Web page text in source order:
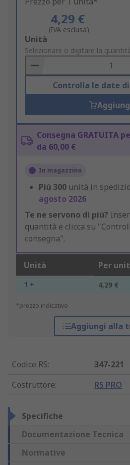
4,29 €
(IVA esclusa)
Add
to
Basket
Unità
Selezionare o digitare la
Controlla le date
Consegna GRATUITA
da 60,00 €
In magazzino
Più 300 unità in
agosto 2026
Te ne servono di più?
quantità e clicca su
consegna".
Unità Per
1 + 4,29 €
*prezzo indicativo
Aggiungi alla
Codice RS:
347-221
Costruttore: RS PRO
Specifiche
Documentazione Tecnica
Normative